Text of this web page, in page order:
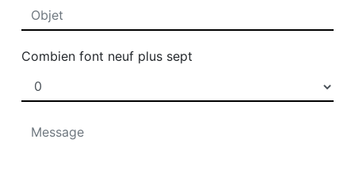
Combien font neuf plus sept